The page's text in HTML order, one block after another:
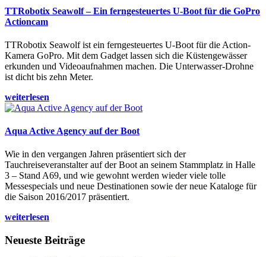
TTRobotix Seawolf – Ein ferngesteuertes U-Boot für die GoPro
Actioncam
TTRobotix Seawolf ist ein ferngesteuertes U-Boot für die Action-
Kamera GoPro. Mit dem Gadget lassen sich die Küstengewässer
erkunden und Videoaufnahmen machen. Die Unterwasser-Drohne
ist dicht bis zehn Meter.
weiterlesen
Aqua Active Agency auf der Boot
Wie in den vergangen Jahren präsentiert sich der
Tauchreiseveranstalter auf der Boot an seinem Stammplatz in Halle
3 – Stand A69, und wie gewohnt werden wieder viele tolle
Messespecials und neue Destinationen sowie der neue Kataloge für
die Saison 2016/2017 präsentiert.
weiterlesen
Neueste Beiträge